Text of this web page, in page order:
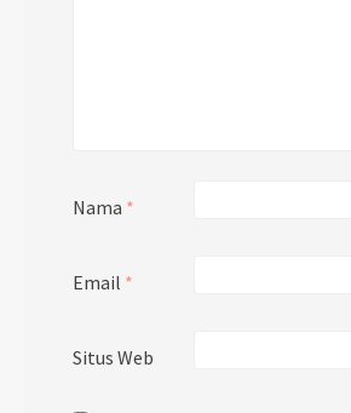
Nama *
Email *
Situs Web